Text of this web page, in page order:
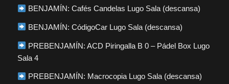
BENJAMÍN: Cafés Candelas Lugo Sala (descansa)
BENJAMÍN: CódigoCar Lugo Sala (descansa)
PREBENJAMÍN: ACD Piringalla B 0 – Pádel Box Lugo
Sala 4
PREBENJAMÍN: Macrocopia Lugo Sala (descansa)